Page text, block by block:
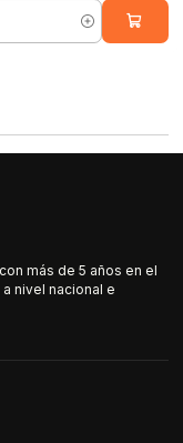
más de 5 años en el
nivel nacional e